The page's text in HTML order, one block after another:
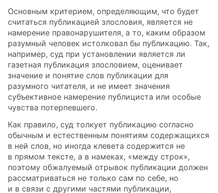
Основным критерием, определяющим, что будет
считаться публикацией злословия, является не
намерение правонарушителя, а то, каким образом
разумный человек истолковал бы публикацию. Так,
например, суд при установлении является ли
газетная публикация злословием, оценивает
значение и понятие слов публикации для
разумного читателя, и не имеет значения
субъективное намерение публициста или особые
чувства потерпевшего.
Как правило, суд толкует публикацию согласно
обычным и естественным понятиям содержащихся
в ней слов, но иногда клевета содержится не
в прямом тексте, а в намеках, «между строк»,
поэтому обжалуемый отрывок публикации должен
рассматриваться не только сам по себе, но
и в связи с другими частями публикации,